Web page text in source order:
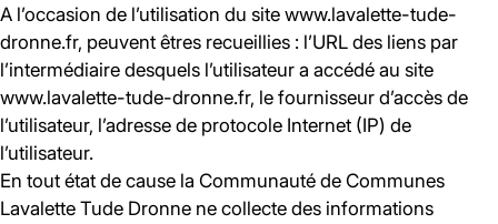
A l’occasion de l’utilisation du site www.lavalette-tude-
dronne.fr, peuvent êtres recueillies : l’URL des liens par
l’intermédiaire desquels l’utilisateur a accédé au site
www.lavalette-tude-dronne.fr, le fournisseur d’accès de
l’utilisateur, l’adresse de protocole Internet (IP) de
l’utilisateur.
En tout état de cause la Communauté de Communes
Lavalette Tude Dronne ne collecte des informations